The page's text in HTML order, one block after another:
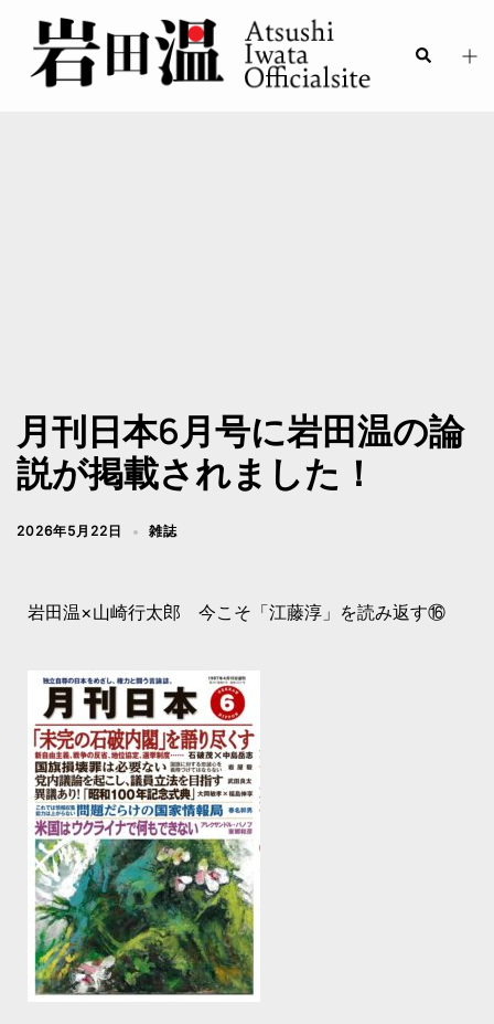
月刊日本6月号に岩田温の論
説が掲載されました！
2026年5月22日 雑誌
岩田温×山崎行太郎 今こそ「江藤淳」を読み返す⑯